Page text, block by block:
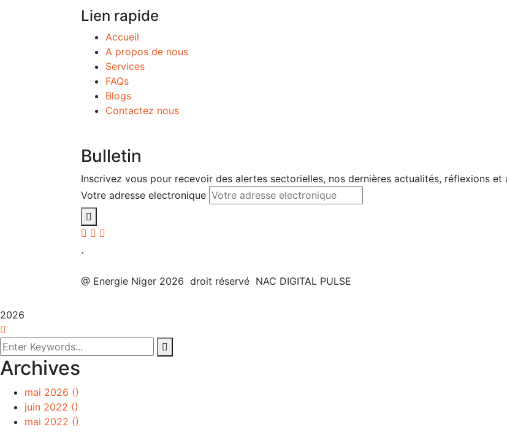
Lien rapide
Accueil
A propos de nous
Services
FAQs
Blogs
Contactez nous
Bulletin
Inscrivez vous pour recevoir des alertes sectorielles, nos dernières actualités, réflexions et
Votre adresse electronique
@ Energie Niger 2026 droit réservé NAC DIGITAL PULSE
2026
Archives
mai 2026 ()
juin 2022 ()
mai 2022 ()